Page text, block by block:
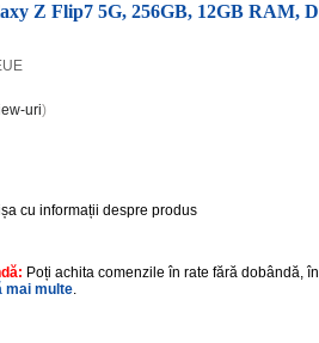
Z Flip7 5G, 256GB, 12GB RAM,
uri)
cu informații despre produs
Poți achita comenzile în rate fără dobândă,
mai multe.